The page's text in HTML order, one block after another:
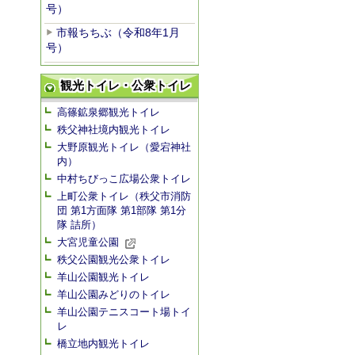
号）
市報ちちぶ（令和8年1月
号）
観光トイレ・公衆トイレ
高篠鉱泉郷観光トイレ
秩父神社境内観光トイレ
大野原観光トイレ（愛宕神社
内）
中村ちびっこ広場公衆トイレ
上町公衆トイレ（秩父市消防
団 第1方面隊 第1部隊 第1分
隊 詰所）
大宮児童公園
秩父公園観光公衆トイレ
羊山公園観光トイレ
羊山公園みどりのトイレ
羊山公園テニスコート場トイ
レ
橋立地内観光トイレ